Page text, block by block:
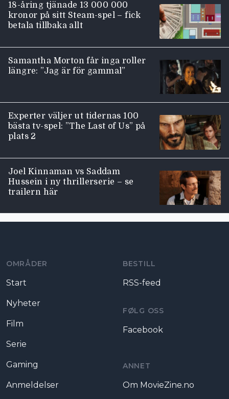
18-åring tjänade 13 000 000
kronor på sitt Steam-spel – fick
betala tillbaka allt
Samantha Morton får inga roller
längre: ”Jag är för gammal”
Experter väljer ut tidernas 100
bästa tv-spel: ”The Last of Us” på
plats 2
Joel Kinnaman vs Saddam
Hussein i ny thrillerserie – se
trailern här
OMRÅDER
Start
Nyheter
Film
Serie
Gaming
Anmeldelser
BESTILL
RSS-feed
FØLG OSS
Facebook
ANNET
Om MovieZine.no